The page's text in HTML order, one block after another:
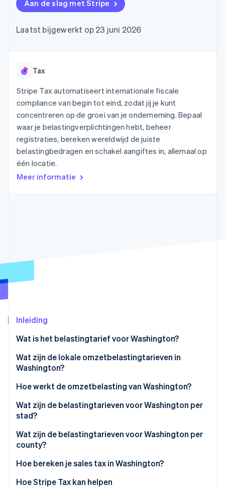
Toegang tot meer
dan 125
Fysieke betalingen
acceptatie
Link
Versneld afrekenen
Financial
Connections
Data gekoppelde
rekeningen
Data Pipeline
Gegevenssynchronisatie
Meer
Product roadmap
CO₂-verwijdering
Online identiteitsverificatie
Stripe Sessions 2026
Nu bekijken
Marktplaatsen
Platforms
SaaS
AI-bedrijven
Creator economy
Gaming
Horeca, reizen en vrije
tijd
Verzekering
Media en entertainment
dienstverlening
bieden
Betaalkaarten uitgeven
worden gedekt
Bronnen
App-integraties
Voorbeelden van code
Developerblog
Bedrijf
Jaarlijks congres
Vacatures
Contact
Neem contact op
Partner worden
Aan de slag met Stripe
Laatst bijgewerkt op 23 juni 2026
Tax
Stripe Tax automatiseert internationale fiscale
compliance van begin tot eind, zodat jij je kunt
concentreren op de groei van je onderneming. Bepaal
waar je belastingverplichtingen hebt, beheer
registraties, bereken wereldwijd de juiste
belastingbedragen en schakel aangiftes in, allemaal op
één locatie.
Meer informatie
Inleiding
Wat is het belastingtarief voor Washington?
Wat zijn de lokale omzetbelastingtarieven in
Washington?
Omzetbelastingbereik van Washington in 2026
Hoe werkt de omzetbelasting van Washington?
Nexus
Wat zijn de belastingtarieven voor Washington per
stad?
Wat zijn de belastingtarieven voor Washington per
county?
Hoe bereken je sales tax in Washington?
Hoe Stripe Tax kan helpen